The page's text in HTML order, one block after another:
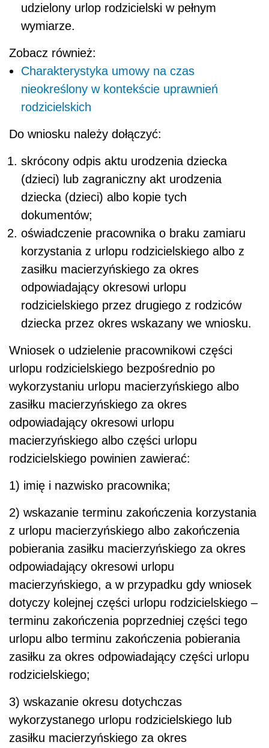
udzielony urlop rodzicielski w pełnym
wymiarze.
Zobacz również:
Charakterystyka umowy na czas
nieokreślony w kontekście uprawnień
rodzicielskich
Do wniosku należy dołączyć:
skrócony odpis aktu urodzenia dziecka
(dzieci) lub zagraniczny akt urodzenia
dziecka (dzieci) albo kopie tych
dokumentów;
oświadczenie pracownika o braku zamiaru
korzystania z urlopu rodzicielskiego albo z
zasiłku macierzyńskiego za okres
odpowiadający okresowi urlopu
rodzicielskiego przez drugiego z rodziców
dziecka przez okres wskazany we wniosku.
Wniosek o udzielenie pracownikowi części
urlopu rodzicielskiego bezpośrednio po
wykorzystaniu urlopu macierzyńskiego albo
zasiłku macierzyńskiego za okres
odpowiadający okresowi urlopu
macierzyńskiego albo części urlopu
rodzicielskiego powinien zawierać:
1) imię i nazwisko pracownika;
2) wskazanie terminu zakończenia korzystania
z urlopu macierzyńskiego albo zakończenia
pobierania zasiłku macierzyńskiego za okres
odpowiadający okresowi urlopu
macierzyńskiego, a w przypadku gdy wniosek
dotyczy kolejnej części urlopu rodzicielskiego –
terminu zakończenia poprzedniej części tego
urlopu albo terminu zakończenia pobierania
zasiłku za okres odpowiadający części urlopu
rodzicielskiego;
3) wskazanie okresu dotychczas
wykorzystanego urlopu rodzicielskiego lub
zasiłku macierzyńskiego za okres